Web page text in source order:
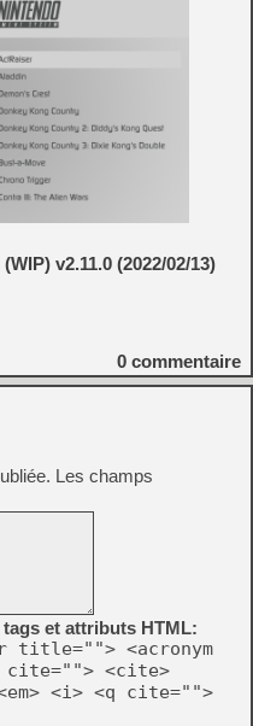
v2.11.0 (2022/02/13)
0 commentaire
Les champs
et attributs HTML:
title=""> <acronym
cite=""> <cite>
<i> <q cite="">